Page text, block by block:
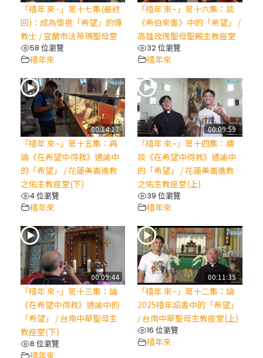
「禧年 來~」第十七集(最終
回)：成為懷抱「希望」的傳
教士 / 宜蘭市法蒂瑪聖母堂
58 位瀏覽
禧年來
「禧年 來~」第十六集：談
《希伯來書》中的「希望」 /
高雄玫瑰聖母聖殿主教座堂
32 位瀏覽
禧年來
00:14:17
「禧年 來~」第十五集：再
論《在希望中得救》通諭中
的「希望」 / 花蓮美崙進教
之佑主教座堂(下)
4 位瀏覽
禧年來
00:09:59
「禧年 來~」第十四集：續
談《在希望中得救》通諭中
的「希望」 / 花蓮美崙進教
之佑主教座堂(上)
39 位瀏覽
禧年來
00:09:44
「禧年 來~」第十三集：論
《在希望中得救》通諭中的
「希望」 / 台南中華聖母主
教座堂(下)
8 位瀏覽
禧年來
00:11:35
「禧年 來~」第十二集：論
2025禧年詔書中的「希望」
/ 台南中華聖母主教座堂(上)
16 位瀏覽
禧年來